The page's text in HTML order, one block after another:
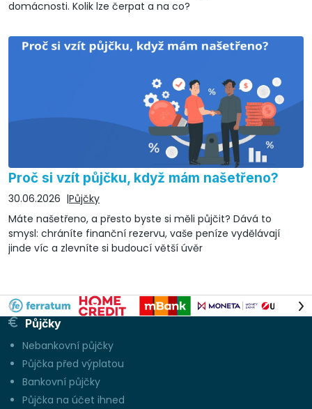
domácnosti. Kolik lze čerpat a na co?
Proč si vzít půjčku, když mám našetřeno?
30.06.2026
Půjčky
Máte našetřeno, a přesto byste si měli půjčit? Dává to
smysl: chráníte finanční rezervu, vaše peníze vydělávají
jinde víc a zlevníte si budoucí větší úvěr
Půjčky
Nebankovní půjčky
Půjčka před výplatou
Bankovní půjčky
Půjčka na účet ihned